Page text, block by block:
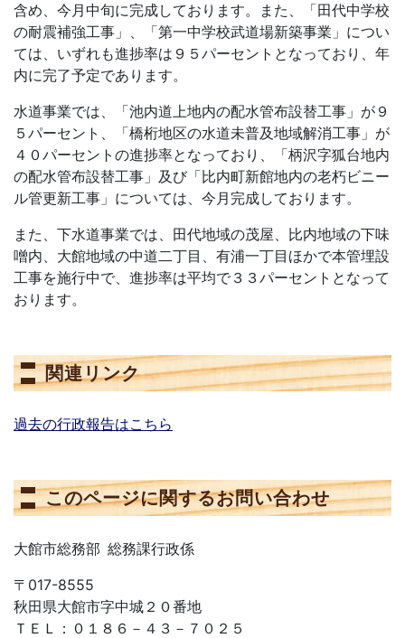
含め、今月中旬に完成しております。また、「田代中学校
の耐震補強工事」、「第一中学校武道場新築事業」につい
ては、いずれも進捗率は９５パーセントとなっており、年
内に完了予定であります。
水道事業では、「池内道上地内の配水管布設替工事」が９
５パーセント、「橋桁地区の水道未普及地域解消工事」が
４０パーセントの進捗率となっており、「柄沢字狐台地内
の配水管布設替工事」及び「比内町新館地内の老朽ビニー
ル管更新工事」については、今月完成しております。
また、下水道事業では、田代地域の茂屋、比内地域の下味
噌内、大館地域の中道二丁目、有浦一丁目ほかで本管埋設
工事を施行中で、進捗率は平均で３３パーセントとなって
おります。
関連リンク
過去の行政報告はこちら
このページに関するお問い合わせ
大館市総務部 総務課行政係
〒017-8555
秋田県大館市字中城２０番地
ＴＥＬ：０１８６－４３－７０２５